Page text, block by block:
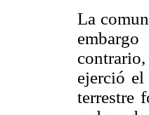
La
ejerció
terrestre